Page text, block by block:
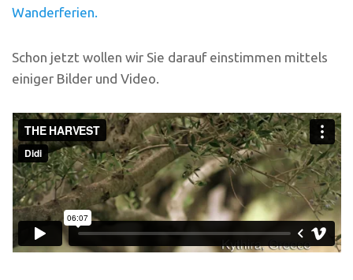
Wanderferien.
Schon jetzt wollen wir Sie darauf einstimmen mittels
einiger Bilder und Video.